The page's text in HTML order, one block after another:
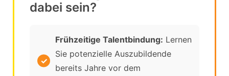
dabei sein?
Frühzeitige Talentbindung: Lernen
Sie potenzielle Auszubildende
bereits Jahre vor dem